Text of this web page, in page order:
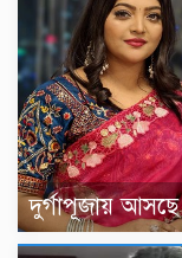
দুর্গাপূজায়